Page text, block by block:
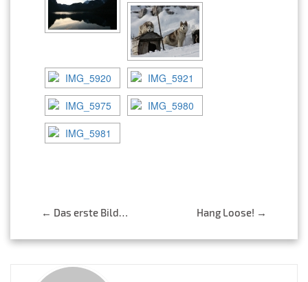
Post
navigation
← Das erste Bild… Hang Loose! →